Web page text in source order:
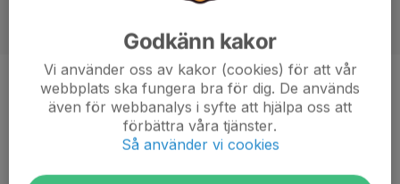
Position
-
17 år
Godkänn kakor
Vi använder oss av kakor (cookies) för att vår
webbplats ska fungera bra för dig. De används
även för webbanalys i syfte att hjälpa oss att
förbättra våra tjänster.
Så använder vi cookies